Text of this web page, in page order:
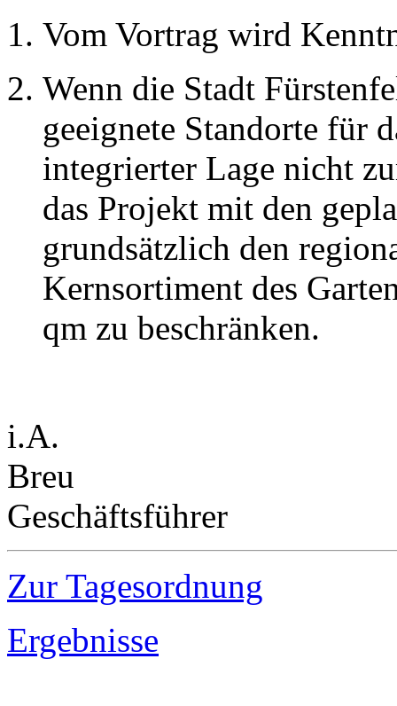
Vom Vortrag wird
Wenn die Stadt
geeignete Standorte für
integrierter Lage nicht
das Projekt mit den
grundsätzlich den
Kernsortiment des
qm zu beschränken.
i.A.
Breu
Geschäftsführer
Zur Tagesordnung
Ergebnisse